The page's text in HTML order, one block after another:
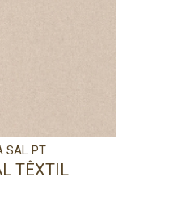
SAL PT
TÊXTIL